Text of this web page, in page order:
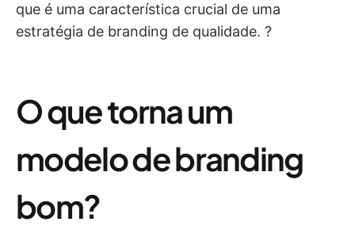
que é uma característica crucial de uma
estratégia de branding de qualidade. ?
O que torna um
modelo de branding
bom?